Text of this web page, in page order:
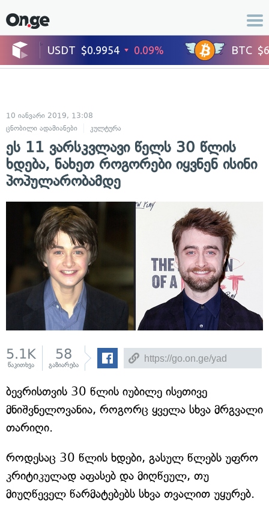
10 იანვარი 2019, 13:08
ცნობილი ადამიანები
კულტურა
ეს 11 ვარსკვლავი წელს 30 წლის
ხდება, ნახეთ როგორები იყვნენ ისინი
პოპულარობამდე
5.1K
წაკითხვა
58
გაზიარება
ბევრისთვის 30 წლის იუბილე ისეთივე
მნიშვნელოვანია, როგორც ყველა სხვა მრგვალი
თარიღი.
როდესაც 30 წლის ხდები, გასულ წლებს უფრო
კრიტიკულად აფასებ და მიღწეულ, თუ
მიუღწეველ წარმატებებს სხვა თვალით უყურებ.